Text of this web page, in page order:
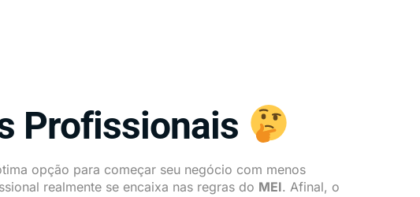
Profissionais
opção para começar seu negócio com menos
realmente se encaixa nas regras do MEI. Afinal, o